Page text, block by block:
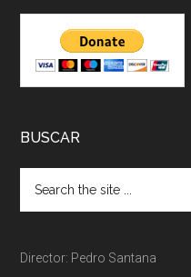
BUSCAR
Director: Pedro Santana